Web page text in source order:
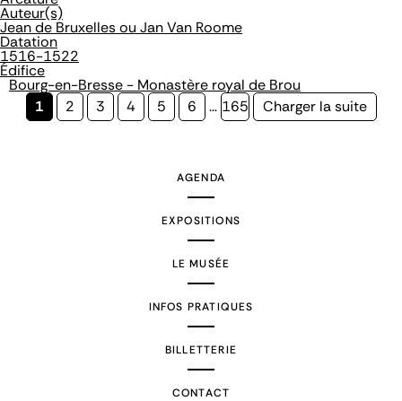
Auteur(s)
Jean de Bruxelles ou Jan Van Roome
Datation
1516-1522
Édifice
Bourg-en-Bresse - Monastère royal de Brou
Page
1 Page
2 Page
3 Page
4 Page
5 Page
6 … Page
165
Page
Charger la suite
AGENDA
EXPOSITIONS
LE MUSÉE
INFOS PRATIQUES
BILLETTERIE
CONTACT